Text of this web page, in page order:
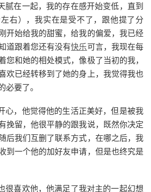
腻在一起，我的存在感开始变低，直到
右），我实在是受不了，跟他提了分
开始给我的甜蜜，给我的偏爱，我已经
道跟着您还有没有快乐可言，我现在每
您和她的相处模式，像极了当初的我，
欢已经转移到了她的身上，我觉得我也
必要了。
心，他觉得他的生活正美好，但是被我
挽留，他很平静的跟我说，既然你决定
后我们互删了联系方式，在哪之后，我
到一个他的加好友申请，但是也终究是
很喜欢他，他满足了我对主的一起幻想